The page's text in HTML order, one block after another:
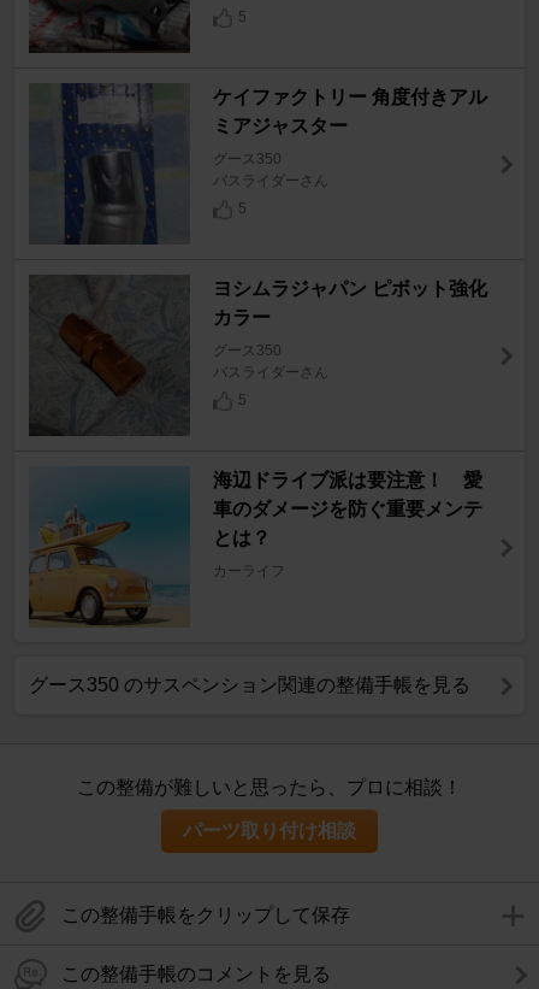
5
ケイファクトリー 角度付きアル
ミアジャスター
グース350
バスライダーさん
5
ヨシムラジャパン ピボット強化
カラー
グース350
バスライダーさん
5
海辺ドライブ派は要注意！ 愛
車のダメージを防ぐ重要メンテ
とは？
カーライフ
グース350 のサスペンション関連の整備手帳を見る
この整備が難しいと思ったら、プロに相談！
パーツ取り付け相談
この整備手帳をクリップして保存
この整備手帳のコメントを見る